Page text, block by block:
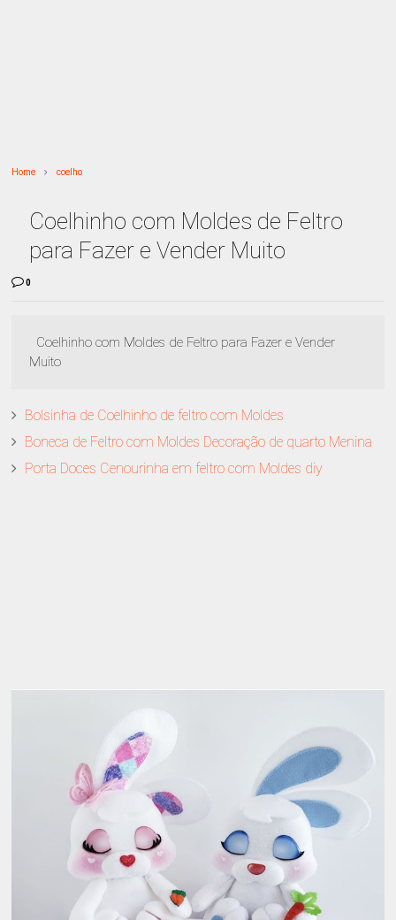
Home coelho
Coelhinho com Moldes de Feltro
para Fazer e Vender Muito
0
Coelhinho com Moldes de Feltro para Fazer e Vender
Muito
Bolsinha de Coelhinho de feltro com Moldes
Boneca de Feltro com Moldes Decoração de quarto Menina
Porta Doces Cenourinha em feltro com Moldes diy